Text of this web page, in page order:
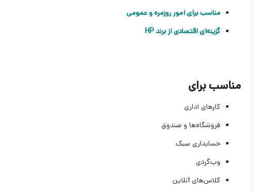
مناسب برای امور روزمره و عمومی
گزینه‌ای اقتصادی از برند HP
مناسب برای
کارهای اداری
فروشگاه‌ها و صندوق
حسابداری سبک
وب‌گردی
کلاس‌های آنلاین